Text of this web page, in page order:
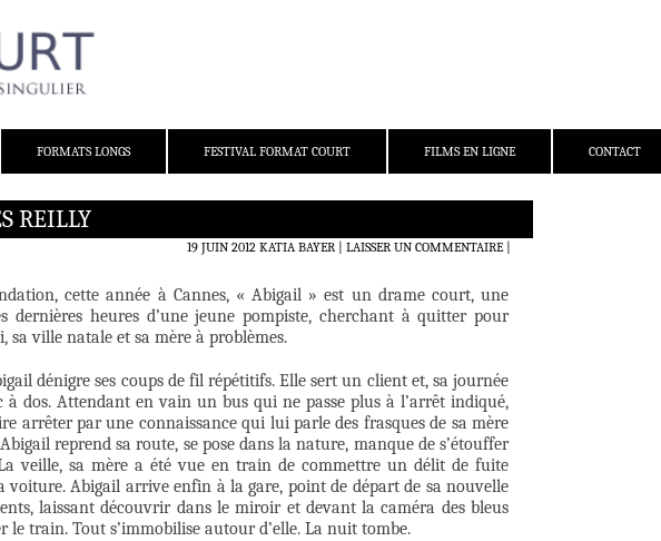
FORMATS LONGS FESTIVAL FORMAT COURT FILMS EN LIGNE CONTACT
REILLY
19 JUIN 2012 KATIA BAYER LAISSER UN COMMENTAIRE|
cette année à Cannes, « Abigail » est un drame court, une
dernières heures d’une jeune pompiste, cherchant à quitter pour
ville natale et sa mère à problèmes.
dénigre ses coups de fil répétitifs. Elle sert un client et, sa journée
à dos. Attendant en vain un bus qui ne passe plus à l’arrêt indiqué,
arrêter par une connaissance qui lui parle des frasques de sa mère
reprend sa route, se pose dans la nature, manque de s’étouffer
veille, sa mère a été vue en train de commettre un délit de fuite
voiture. Abigail arrive enfin à la gare, point de départ de sa nouvelle
laissant découvrir dans le miroir et devant la caméra des bleus
train. Tout s’immobilise autour d’elle. La nuit tombe.